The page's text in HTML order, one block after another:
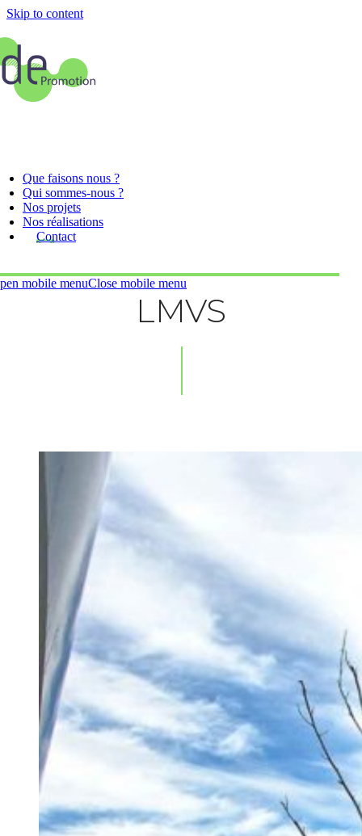
Skip to content
Que faisons nous ?
Qui sommes-nous ?
Nos projets
Nos réalisations
Contact
mobile menuClose mobile menu
LMVS